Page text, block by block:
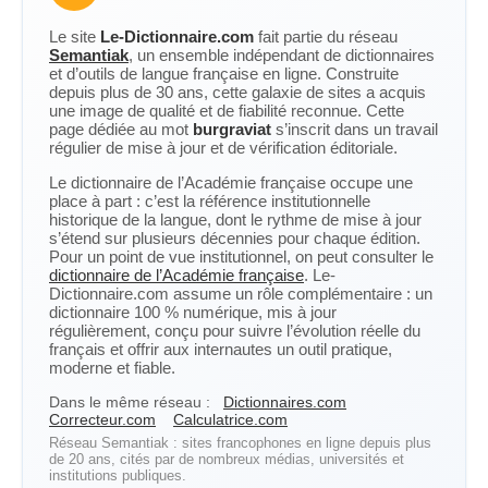
Le site Le-Dictionnaire.com fait partie du réseau
Semantiak, un ensemble indépendant de dictionnaires
et d’outils de langue française en ligne. Construite
depuis plus de 30 ans, cette galaxie de sites a acquis
une image de qualité et de fiabilité reconnue. Cette
page dédiée au mot burgraviat s’inscrit dans un travail
régulier de mise à jour et de vérification éditoriale.
Le dictionnaire de l’Académie française occupe une
place à part : c’est la référence institutionnelle
historique de la langue, dont le rythme de mise à jour
s’étend sur plusieurs décennies pour chaque édition.
Pour un point de vue institutionnel, on peut consulter le
dictionnaire de l’Académie française. Le-
Dictionnaire.com assume un rôle complémentaire : un
dictionnaire 100 % numérique, mis à jour
régulièrement, conçu pour suivre l’évolution réelle du
français et offrir aux internautes un outil pratique,
moderne et fiable.
Dans le même réseau :
Dictionnaires.com
Correcteur.com
Calculatrice.com
Réseau Semantiak : sites francophones en ligne depuis plus
de 20 ans, cités par de nombreux médias, universités et
institutions publiques.